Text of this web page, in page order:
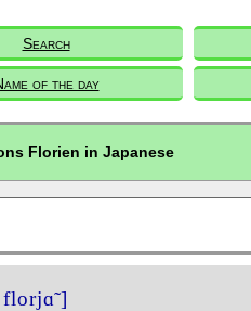
Search
of the day
Florien in Japanese
florjɑ̃ ]